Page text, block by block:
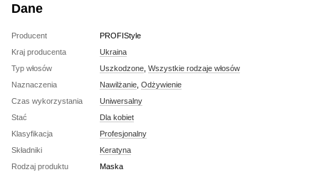
Dane
Producent
PROFIStyle
Kraj producenta
Ukraina
Typ włosów
Uszkodzone Wszystkie rodzaje włosów
Naznaczenia
Nawilżanie Odżywienie
Czas wykorzystania
Uniwersalny
Stać
Dla kobiet
Klasyfikacja
Profesjonalny
Składniki
Keratyna
Rodzaj produktu
Maska